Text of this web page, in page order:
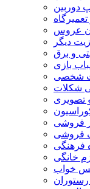
دوربین
عروس
دیگر
و برق
بازی
شخصی
شکلات
تصویری
فروشی
فروشی
فرهنگی
خانگی
خواب